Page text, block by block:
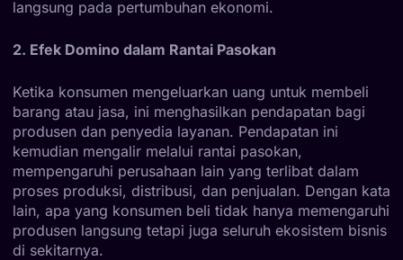
langsung pada pertumbuhan ekonomi.
2. Efek Domino dalam Rantai Pasokan
Ketika konsumen mengeluarkan uang untuk membeli
barang atau jasa, ini menghasilkan pendapatan bagi
produsen dan penyedia layanan. Pendapatan ini
kemudian mengalir melalui rantai pasokan,
mempengaruhi perusahaan lain yang terlibat dalam
proses produksi, distribusi, dan penjualan. Dengan kata
lain, apa yang konsumen beli tidak hanya memengaruhi
produsen langsung tetapi juga seluruh ekosistem bisnis
di sekitarnya.